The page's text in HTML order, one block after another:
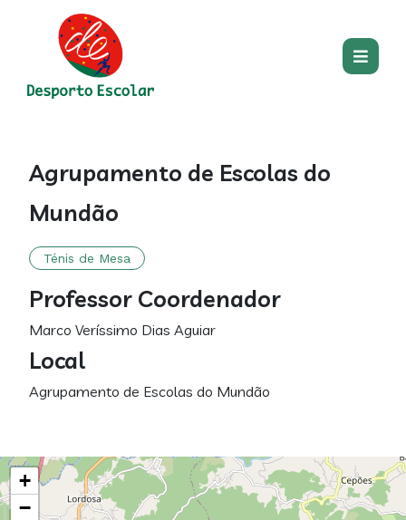
content
section
Agrupamento de Escolas do
Mundão
Ténis de Mesa
Professor Coordenador
Marco Veríssimo Dias Aguiar
Local
Agrupamento de Escolas do Mundão
+
−